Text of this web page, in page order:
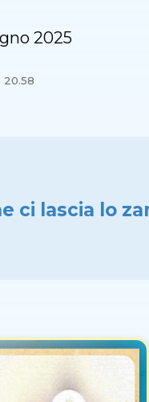
2025
20.58
ci lascia lo